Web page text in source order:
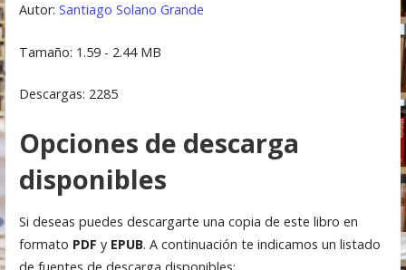
Autor: Santiago Solano Grande
Tamaño: 1.59 - 2.44 MB
Descargas: 2285
Opciones de descarga
disponibles
Si deseas puedes descargarte una copia de este libro en
formato PDF y EPUB. A continuación te indicamos un listado